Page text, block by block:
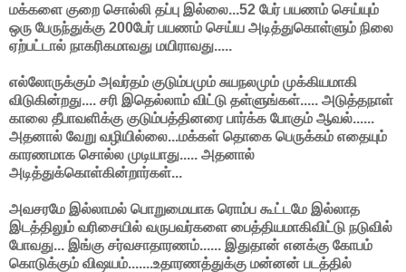
மக்களை குறை சொல்லி தப்பு இல்லை...52 பேர் பயணம் செய்யும்
ஒரு பேருந்துக்கு 200பேர் பயணம் செய்ய அடித்துகொள்ளும் நிலை
ஏற்பட்டால் நாகரிகமாவது மயிராவது.....
எல்லோருக்கும் அவர்தம் குடும்பமும் சுயநலமும் முக்கியமாகி
விடுகின்றது.... சரி இதெல்லாம் விட்டு தள்ளுங்கள்..... அடுத்தநாள்
காலை தீபாவளிக்கு குடும்பத்தினரை பார்க்க போகும் ஆவல்......
அதனால் வேறு வழியில்லை...மக்கள் தொகை பெருக்கம் எதையும்
காரணமாக சொல்ல முடியாது..... அதனால்
அடித்துக்கொள்கின்றார்கள்...
அவசரமே இல்லாமல் பொறுமையாக ரொம்ப கூட்டமே இல்லாத
இடத்திலும் வரிசையில் வருபவர்களை பைத்தியமாகிவிட்டு நடுவில்
போவது... இங்கு சர்வசாதாரணம்...... இதுதான் எனக்கு கோபம்
கொடுக்கும் விஷயம்.......உதாரணத்துக்கு மன்னன் படத்தில்